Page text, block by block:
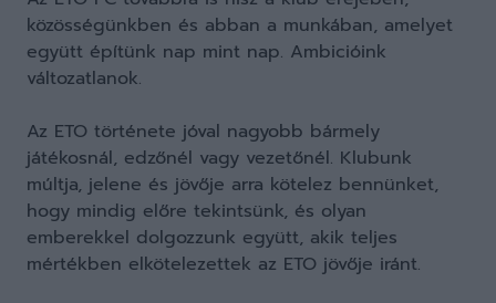
közösségünkben és abban a munkában, amelyet
együtt építünk nap mint nap. Ambicióink
változatlanok.
Az ETO története jóval nagyobb bármely
játékosnál, edzőnél vagy vezetőnél. Klubunk
múltja, jelene és jövője arra kötelez bennünket,
hogy mindig előre tekintsünk, és olyan
emberekkel dolgozzunk együtt, akik teljes
mértékben elkötelezettek az ETO jövője iránt.